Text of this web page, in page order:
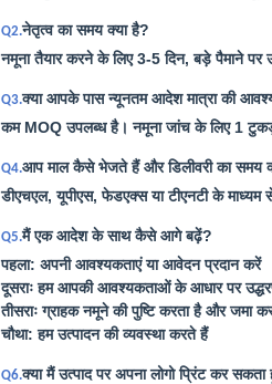
Q2.नेतृत्व का समय क्या है?
नमूना तैयार करने के लिए 3-5 दिन, बड़े पैमाने पर
Q3.क्या आपके पास न्यूनतम आदेश मात्रा की
कम MOQ उपलब्ध है। नमूना जांच के लिए 1
Q4.आप माल कैसे भेजते हैं और डिलीवरी का समय
डीएचएल, यूपीएस, फेडएक्स या टीएनटी के माध्यम
Q5.मैं एक आदेश के साथ कैसे आगे बढ़ें?
पहला: अपनी आवश्यकताएं या आवेदन प्रदान करें
दूसराः हम आपकी आवश्यकताओं के आधार पर
तीसराः ग्राहक नमूने की पुष्टि करता है और जमा
चौथा: हम उत्पादन की व्यवस्था करते हैं
Q6.क्या मैं उत्पाद पर अपना लोगो प्रिंट कर सकता